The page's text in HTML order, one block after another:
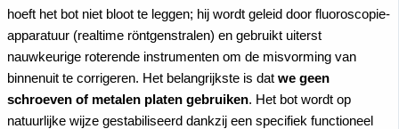
hoeft het bot niet bloot te leggen; hij wordt geleid door fluoroscopie-
apparatuur (realtime röntgenstralen) en gebruikt uiterst
nauwkeurige roterende instrumenten om de misvorming van
binnenuit te corrigeren. Het belangrijkste is dat we geen
schroeven of metalen platen gebruiken. Het bot wordt op
natuurlijke wijze gestabiliseerd dankzij een specifiek functioneel